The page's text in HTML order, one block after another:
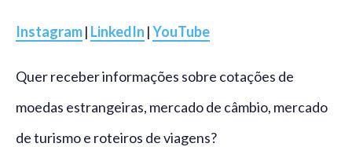
Instagram| LinkedIn |YouTube
Quer receber informações sobre cotações de
moedas estrangeiras, mercado de câmbio, mercado
de turismo e roteiros de viagens?